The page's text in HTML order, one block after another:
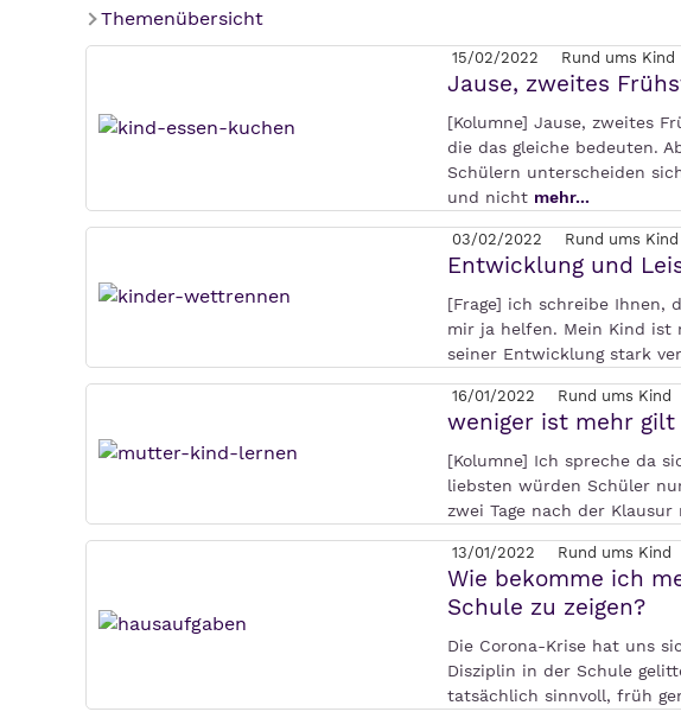
Themenübersicht
15/02/2022 Rund ums Kind
Jause, zweites
[Kolumne] Jause, zweites
die das gleiche bedeuten.
Schülern unterscheiden
und nicht mehr...
03/02/2022 Rund ums Kind
Entwicklung und
[Frage] ich schreibe Ihnen,
mir ja helfen. Mein Kind
seiner Entwicklung stark
16/01/2022 Rund ums Kind
weniger ist mehr
[Kolumne] Ich spreche da
liebsten würden Schüler
zwei Tage nach der Klausur
13/01/2022 Rund ums Kind
Wie bekomme ich
Schule zu zeigen?
Die Corona-Krise hat uns
Disziplin in der Schule
tatsächlich sinnvoll, früh